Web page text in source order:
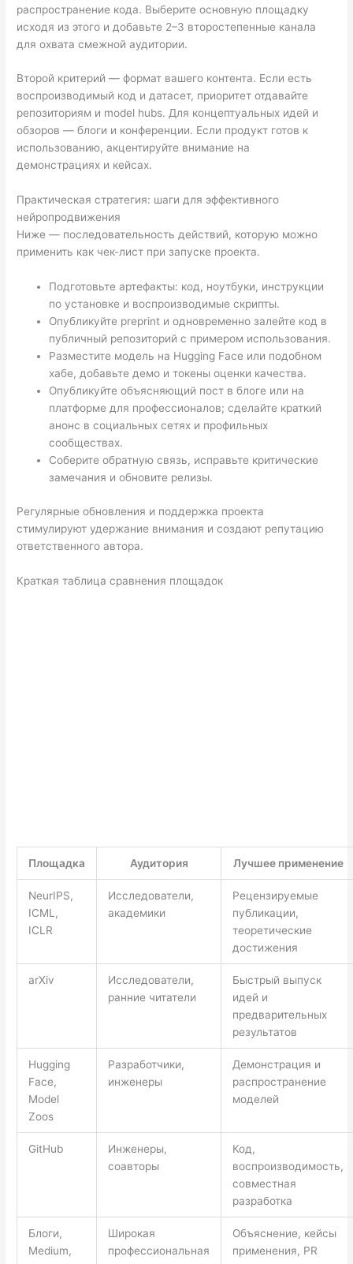
распространение кода. Выберите основную площадку
исходя из этого и добавьте 2–3 второстепенные канала
для охвата смежной аудитории.
Второй критерий — формат вашего контента. Если есть
воспроизводимый код и датасет, приоритет отдавайте
репозиториям и model hubs. Для концептуальных идей и
обзоров — блоги и конференции. Если продукт готов к
использованию, акцентируйте внимание на
демонстрациях и кейсах.
Практическая стратегия: шаги для эффективного
нейропродвижения
Ниже — последовательность действий, которую можно
применить как чек-лист при запуске проекта.
Подготовьте артефакты: код, ноутбуки, инструкции
по установке и воспроизводимые скрипты.
Опубликуйте preprint и одновременно залейте код в
публичный репозиторий с примером использования.
Разместите модель на Hugging Face или подобном
хабе, добавьте демо и токены оценки качества.
Опубликуйте объясняющий пост в блоге или на
платформе для профессионалов; сделайте краткий
анонс в социальных сетях и профильных
сообществах.
Соберите обратную связь, исправьте критические
замечания и обновите релизы.
Регулярные обновления и поддержка проекта
стимулируют удержание внимания и создают репутацию
ответственного автора.
Краткая таблица сравнения площадок
Площадка Аудитория Лучшее применение
NeurIPS,
ICML,
ICLR
Исследователи,
академики
Рецензируемые
публикации,
теоретические
достижения
arXiv
Исследователи,
ранние читатели
Быстрый выпуск
идей и
предварительных
результатов
Hugging
Face,
Model
Zoos
Разработчики,
инженеры
Демонстрация и
распространение
моделей
GitHub
Инженеры,
соавторы
Код,
воспроизводимость,
совместная
разработка
Блоги,
Medium,
Широкая
профессиональная
Объяснение, кейсы
применения, PR